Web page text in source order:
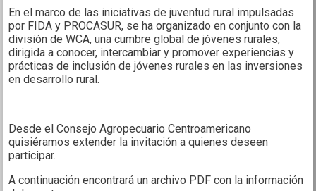
En el marco de las iniciativas de juventud rural impulsadas
por FIDA y PROCASUR, se ha organizado en conjunto con la
división de WCA, una cumbre global de jóvenes rurales,
dirigida a conocer, intercambiar y promover experiencias y
prácticas de inclusión de jóvenes rurales en las inversiones
en desarrollo rural.
Desde el Consejo Agropecuario Centroamericano
quisiéramos extender la invitación a quienes deseen
participar.
A continuación encontrará un archivo PDF con la información